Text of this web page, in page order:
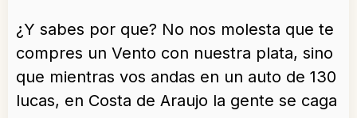
¿Y sabes por que? No nos molesta que te
compres un Vento con nuestra plata, sino
que mientras vos andas en un auto de 130
lucas, en Costa de Araujo la gente se caga